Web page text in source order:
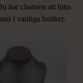
har chansen att hitta
i vanliga butiker.
om denna